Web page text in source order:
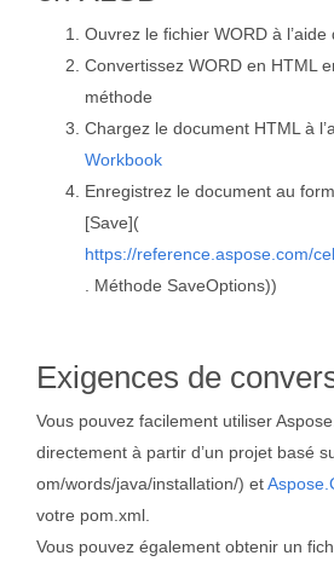
Ouvrez le fichier WORD à l’aide
Convertissez WORD en HTML
méthode
Chargez le document HTML à
Workbook
Enregistrez le document au
[Save](
https://reference.aspose.com/
. Méthode SaveOptions))
Exigences de
Vous pouvez facilement utiliser
directement à partir d’un projet basé
om/words/java/installation/) et
votre pom.xml.
Vous pouvez également obtenir un